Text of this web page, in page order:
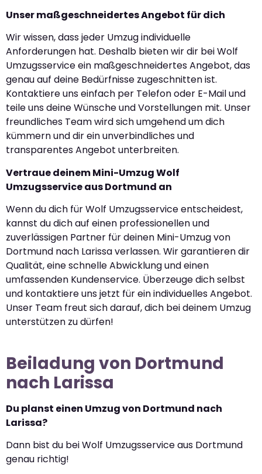
Unser maßgeschneidertes Angebot für dich
Wir wissen, dass jeder Umzug individuelle
Anforderungen hat. Deshalb bieten wir dir bei Wolf
Umzugsservice ein maßgeschneidertes Angebot, das
genau auf deine Bedürfnisse zugeschnitten ist.
Kontaktiere uns einfach per Telefon oder E-Mail und
teile uns deine Wünsche und Vorstellungen mit. Unser
freundliches Team wird sich umgehend um dich
kümmern und dir ein unverbindliches und
transparentes Angebot unterbreiten.
Vertraue deinem Mini-Umzug Wolf
Umzugsservice aus Dortmund an
Wenn du dich für Wolf Umzugsservice entscheidest,
kannst du dich auf einen professionellen und
zuverlässigen Partner für deinen Mini-Umzug von
Dortmund nach Larissa verlassen. Wir garantieren dir
Qualität, eine schnelle Abwicklung und einen
umfassenden Kundenservice. Überzeuge dich selbst
und kontaktiere uns jetzt für ein individuelles Angebot.
Unser Team freut sich darauf, dich bei deinem Umzug
unterstützen zu dürfen!
Beiladung von Dortmund
nach Larissa
Du planst einen Umzug von Dortmund nach
Larissa?
Dann bist du bei Wolf Umzugsservice aus Dortmund
genau richtig!